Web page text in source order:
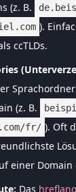
(z. B.
).
ccTLDs.
(z. B.
fr/ ). Oft
einer
Das